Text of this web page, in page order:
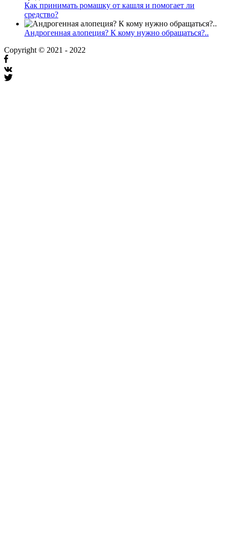
Как принимать ромашку от кашля и помогает ли
средство?
Андрогенная алопеция? К кому нужно обращаться?..
Copyright © 2021 - 2022